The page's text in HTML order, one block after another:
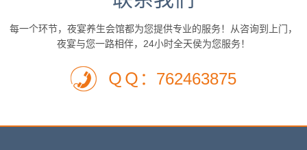
每一个环节，夜宴养生会馆都为您提供专业的服务！从咨询到上门，
夜宴与您一路相伴，24小时全天侯为您服务！
ＱＱ：762463875